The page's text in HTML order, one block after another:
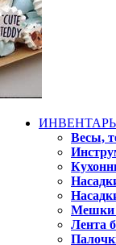
ИНВЕНТАРЬ
Весы,
Мешки
Лента